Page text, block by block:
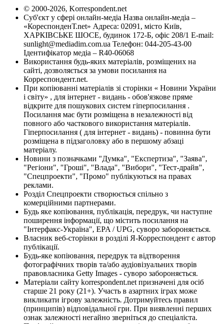
© 2000-2026, Korrespondent.net
Суб'єкт у сфері онлайн-медіа Назва онлайн-медіа –
«КореспонденТ.net» Адреса: 02091, місто Київ,
ХАРКІВСЬКЕ ШОСЕ, будинок 172-Б, офіс 208/1 E-mail:
sunlight@mediadim.com.ua Телефон: 044-205-43-00
Ідентифікатор медіа – R40-06068
Використання будь-яких матеріалів, розміщених на
сайті, дозволяється за умови посилання на
Корреспондент.net.
При копіюванні матеріалів зі сторінки « Новини України
і світу» , для інтернет - видань - обов'язкове пряме
відкрите для пошукових систем гіперпосилання .
Посилання має бути розміщена в незалежності від
повного або часткового використання матеріалів.
Гіперпосилання ( для інтернет - видань) - повинна бути
розміщена в підзаголовку або в першому абзаці
матеріалу.
Новини з позначками "Думка", "Експертиза", "Заява",
"Регіони", "Гроші", "Влада", "Вибори", "Тест-драйв",
"Спецпроекти", "Промо" публікуються на правах
реклами.
Розділ Спецпроекти створюється спільно з
комерційними партнерами.
Будь яке копіювання, публікація, передрук, чи наступне
поширення інформації, що містить посилання на
"Інтерфакс-Україна", EPA / UPG, суворо забороняється.
Власник веб-сторінки в розділі Я-Корреспондент є автор
публікації.
Будь-яке копіювання, передрук та відтворення
фотографічних творів та/або аудіовізуальних творів
правовласника Getty Images - суворо забороняється.
Матеріали сайту korrespondent.net призначені для осіб
старше 21 року (21+). Участь в азартних іграх може
викликати ігрову залежність. Дотримуйтесь правил
(принципів) відповідальної гри. При виявленні перших
ознак залежності негайно зверніться до спеціаліста.